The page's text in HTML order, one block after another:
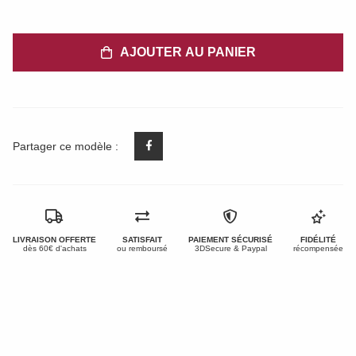
AJOUTER AU PANIER
Partager ce modèle :
LIVRAISON OFFERTE
dès 60€ d'achats
SATISFAIT
ou remboursé
PAIEMENT SÉCURISÉ
3DSecure & Paypal
FIDÉLITÉ
récompensée